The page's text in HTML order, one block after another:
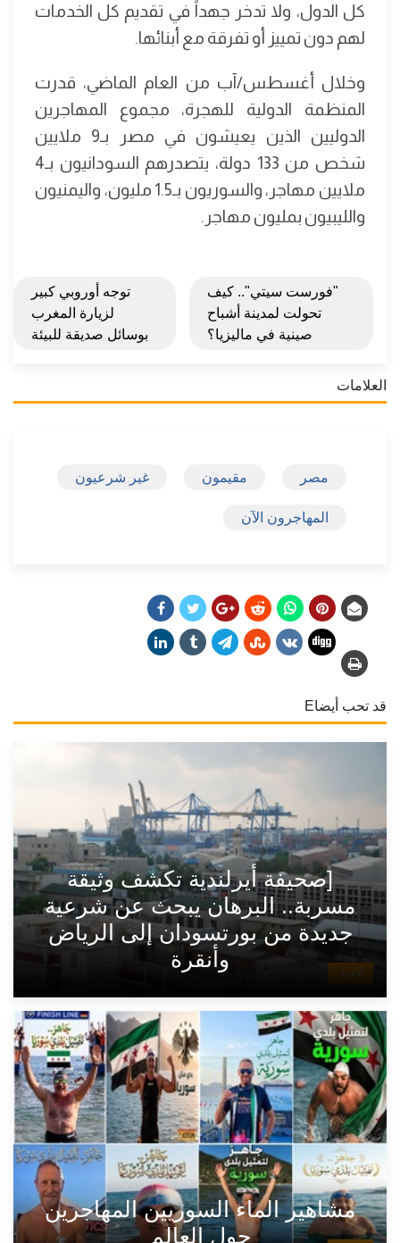
كل الدول، ولا تدخر جهداً في تقديم كل الخدمات
لهم دون تمييز أو تفرقة مع أبنائها.
وخلال أغسطس/آب من العام الماضي، قدرت
المنظمة الدولية للهجرة، مجموع المهاجرين
الدوليين الذين يعيشون في مصر بـ9 ملايين
شخص من 133 دولة، يتصدرهم السودانيون بـ4
ملايين مهاجر، والسوريون بـ1.5 مليون، واليمنيون
والليبيون بمليون مهاجر.
"فورست سيتي".. كيف
تحولت لمدينة أشباح
صينية في ماليزيا؟
توجه أوروبي كبير
لزيارة المغرب
بوسائل صديقة للبيئة
العلامات
مصر مقيمون غير شرعيون
المهاجرون الآن
قد تحب أيضاE
الأخبار
[صحيفة أيرلندية تكشف وثيقة
مسربة.. البرهان يبحث عن شرعية
جديدة من بورتسودان إلى الرياض
وأنقرة
مشاهير الماء السوريين المهاجرين
حول العالم